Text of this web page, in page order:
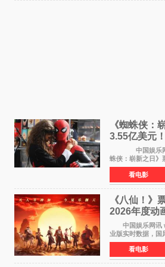
《蜘蛛侠：
3.55亿美元
万 影史第二
中国娱乐网讯
蛛侠：崭新之日
报3 55亿美元，仅
联盟4：终局之战
精报调整后仍
看电影
《八仙！》
2026年度动
画逆袭暑期
中国娱乐网讯
业版实时数据，国
房突破10 76亿元
暂列2026年度动
档登陆院线以
看电影